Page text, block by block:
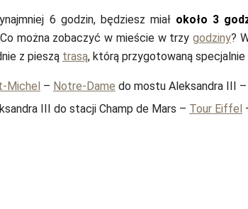
6 godzin, będziesz miał około 3
można zobaczyć w mieście w trzy godziny?
z pieszą trasą, którą przygotowaną specjalnie
Michel – Notre-Dame do mostu Aleksandra III
III do stacji Champ de Mars – Tour Eiffel